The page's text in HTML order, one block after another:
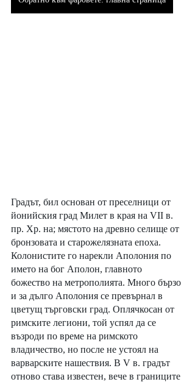
Градът, бил основан от преселници от
йонийския град Милет в края на VII в.
пр. Хр. на; мястото на древно селище от
бронзовата и старожелязната епоха.
Колонистите го нарекли Аполония по
името на бог Аполон, главното
божество на метрополията. Много бързо
и за дълго Аполония се превърнал в
цветущ търговски град. Оплячкосан от
римските легиони, той успял да се
възроди по време на римското
владичество, но после не устоял на
варварските нашествия. В V в. градът
отново става известен, вече в границите